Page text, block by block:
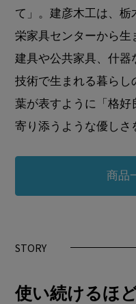
て」。建彦木工は、栃
栄家具センターから生
建具や公共家具、什器
技術で生まれる暮ら
葉が表すように「格好
寄り添うような優しさ
商品
STORY
使い続けるほ